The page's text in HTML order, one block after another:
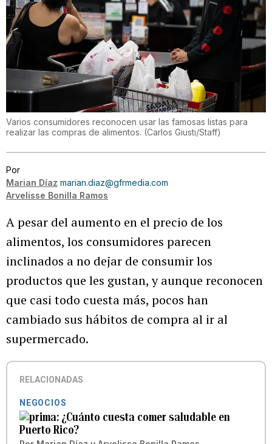
Varios consumidores reconocen usar las famosas listas para
realizar las compras de alimentos. (Carlos Giusti/Staff)
Por
Marian Díaz marian.diaz@gfrmedia.com
Arvelisse Bonilla Ramos
A pesar del aumento en el precio de los
alimentos, los consumidores parecen
inclinados a no dejar de consumir los
productos que les gustan, y aunque reconocen
que casi todo cuesta más, pocos han
cambiado sus hábitos de compra al ir al
supermercado.
RELACIONADAS
NEGOCIOS
¿Cuánto cuesta comer saludable en
Puerto Rico?